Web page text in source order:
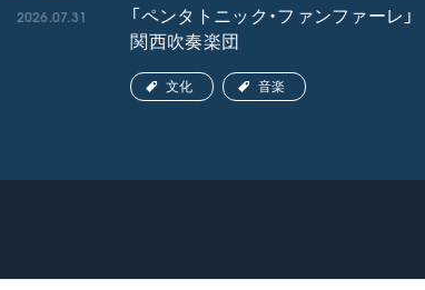
2026.07.31
「ペンタトニック・ファンファーレ」
関西吹奏楽団
文化 音楽